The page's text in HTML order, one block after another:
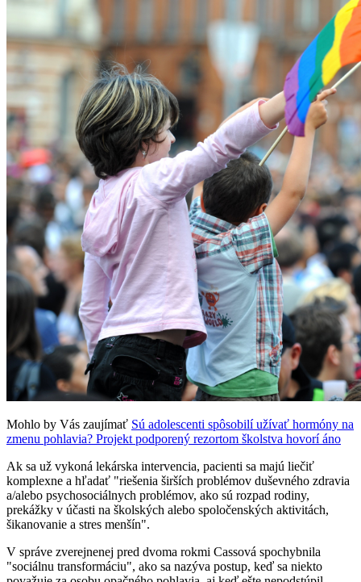
Mohlo by Vás zaujímať Sú adolescenti spôsobilí užívať hormóny na
zmenu pohlavia? Projekt podporený rezortom školstva hovorí áno
Ak sa už vykoná lekárska intervencia, pacienti sa majú liečiť
komplexne a hľadať "riešenia širších problémov duševného zdravia
a/alebo psychosociálnych problémov, ako sú rozpad rodiny,
prekážky v účasti na školských alebo spoločenských aktivitách,
šikanovanie a stres menšín".
V správe zverejnenej pred dvoma rokmi Cassová spochybnila
"sociálnu transformáciu", ako sa nazýva postup, keď sa niekto